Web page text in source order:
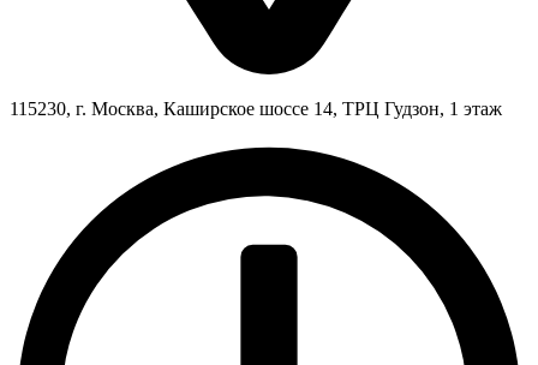
115230, г. Москва, Каширское шоссе 14, ТРЦ Гудзон, 1 этаж